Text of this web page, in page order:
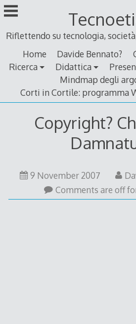
Skip
to
Riflettendo su tecnologia,
Home
Davide Bennato?
Ricerca
Didattica
Mindmap degli
Corti in Cortile: programma
Copyright?
9 November 2007
Comments are off